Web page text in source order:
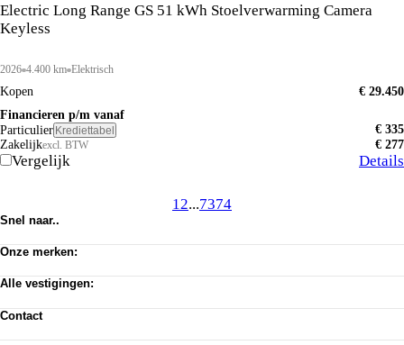
Electric Long Range GS 51 kWh Stoelverwarming Camera
Keyless
2026 4.400 km Elektrisch
Kopen
€ 29.450
Financieren p/m vanaf
Particulier Krediettabel
€ 335
Zakelijkexcl. BTW € 277
Vergelijk Details
12...7374
Snel naar..
Werkplaats afspraak
Privacy verklaring
Cookie toestemming wijzigen
Onze merken:
Alfa Romeo
Dongfeng
Jeep
Alle vestigingen:
Almere Occasion
Contact